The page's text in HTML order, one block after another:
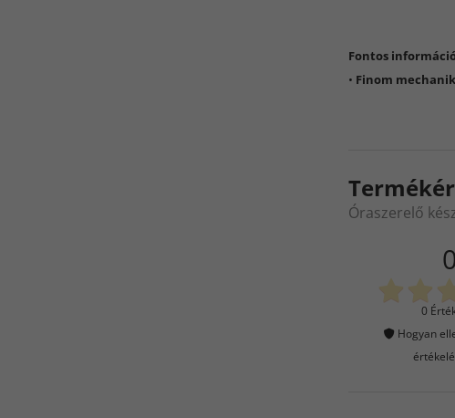
Fontos
• Finom
Óraszerelő
0
0
Hogyan